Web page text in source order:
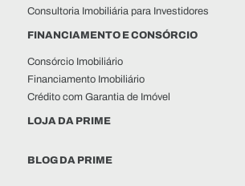
Consultoria Imobiliária para Investidores
FINANCIAMENTO E CONSÓRCIO
Consórcio Imobiliário
Financiamento Imobiliário
Crédito com Garantia de Imóvel
LOJA DA PRIME
BLOG DA PRIME